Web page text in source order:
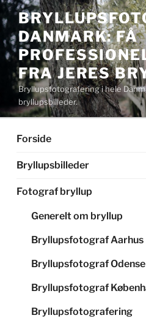
Videre
til
indholdDANMARK: FÅ
FRA JERES
Bryllupsfotografering i hele
bryllupsbilleder.
Forside
Bryllupsbilleder
Fotograf bryllup
Generelt om bryllup
Bryllupsfotograf Aarhus
Bryllupsfotograf Odense
Bryllupsfotograf
Bryllupsfotografering